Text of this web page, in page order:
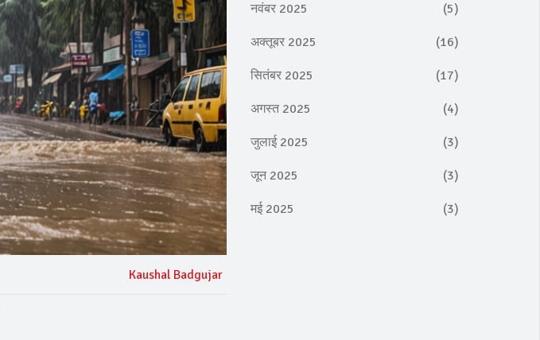
Kaushal Badgujar
नवंबर 2025 (5)
अक्तूबर 2025 (16)
सितंबर 2025 (17)
अगस्त 2025 (4)
जुलाई 2025 (3)
जून 2025 (3)
मई 2025 (3)